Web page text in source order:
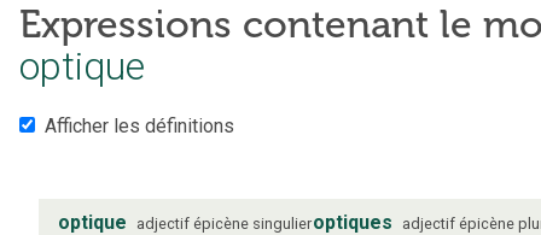
Expressions contenant le
optique
Afficher les définitions
optique adjectif épicène singulieroptiques adjectif épicène